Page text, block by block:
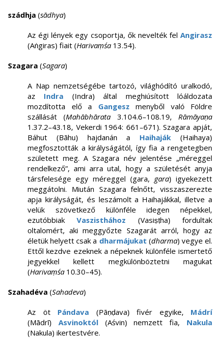
szádhja (sādhya)
Az égi lények egy csoportja, ők nevelték fel Angirasz
(Aṅgiras) fiait (Harivaṃśa 13.54).
Szagara (Sagara)
A Nap nemzetségébe tartozó, világhódító uralkodó,
az Indra (Indra) által meghiúsított lóáldozata
mozdította elő a Gangesz menyből való Földre
szállását (Mahābhārata 3.104.6–108.19,Rāmāyaṇa
1.37.2–43.18, Vekerdi 1964: 661–671). Szagara apját,
Báhut (Bāhu) hajdanán a Haihaják (Haihaya)
megfosztották a királyságától, így fia a rengetegben
született meg. A Szagara név jelentése „méreggel
rendelkező”, ami arra utal, hogy a születését anyja
társfelesége egy méreggel (gara, gara) igyekezett
meggátolni. Miután Szagara felnőtt, visszaszerezte
apja királyságát, és leszámolt a Haihajákkal, illetve a
velük szövetkező különféle idegen népekkel,
ezutóbbiakVaszisthához (Vasiṣṭha) fordultak
oltalomért, aki meggyőzte Szagarát arról, hogy az
életük helyett csak a dharmájukat (dharma) vegye el.
Ettől kezdve ezeknek a népeknek különféle ismertető
jegyekkel kellett megkülönböztetni magukat
(Harivaṃśa 10.30–45).
Szahadéva (Sahadeva)
Az öt Pándava (Pāṇḍava) fivér egyike, Mádrí
(Mādrī) Asvinoktól(Aśvin) nemzett fia, Nakula
(Nakula) ikertestvére.